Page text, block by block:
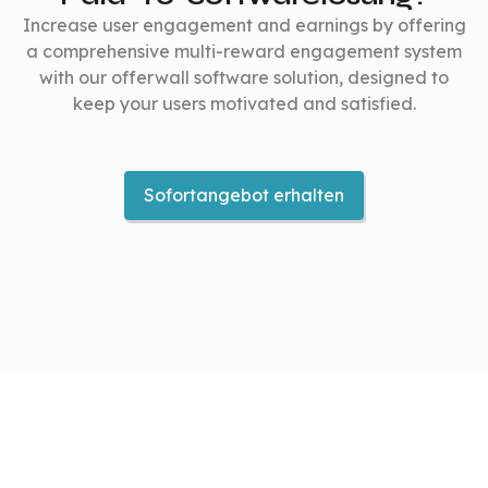
Increase user engagement and earnings by offering
a comprehensive multi-reward engagement system
with our offerwall software solution, designed to
keep your users motivated and satisfied.
Sofortangebot erhalten